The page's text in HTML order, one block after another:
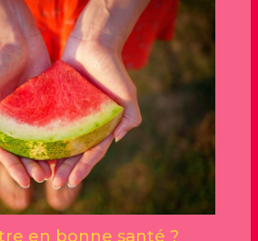
en bonne santé ?